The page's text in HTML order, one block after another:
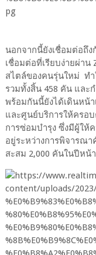
นอกจากนี้ยังเชื่อมต่อถึ
เชื่อมต่อที่เรียบง่ายผ่าน
สไตล์ของคนรุ่นใหม่ ทำ
รวมทั้งสิ้น 458 คัน และ
พร้อมกันนี้ยังได้เดินหน้
และศูนย์บริการให้ครอ
การซ่อมบำรุง ซึ่งมีผู้ให้
อยู่ระหว่างการพิจารณา
สะสม 2,000 คันในปีหน้